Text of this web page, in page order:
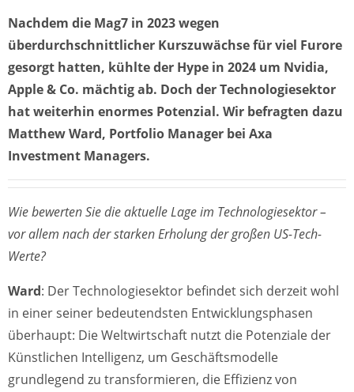
Nachdem die Mag7 in 2023 wegen
überdurchschnittlicher Kurszuwächse für viel Furore
gesorgt hatten, kühlte der Hype in 2024 um Nvidia,
Apple & Co. mächtig ab. Doch der Technologiesektor
hat weiterhin enormes Potenzial. Wir befragten dazu
Matthew Ward, Portfolio Manager bei Axa
Investment Managers.
Wie bewerten Sie die aktuelle Lage im Technologiesektor –
vor allem nach der starken Erholung der großen US-Tech-
Werte?
Ward: Der Technologiesektor befindet sich derzeit wohl
in einer seiner bedeutendsten Entwicklungsphasen
überhaupt: Die Weltwirtschaft nutzt die Potenziale der
Künstlichen Intelligenz, um Geschäftsmodelle
grundlegend zu transformieren, die Effizienz von